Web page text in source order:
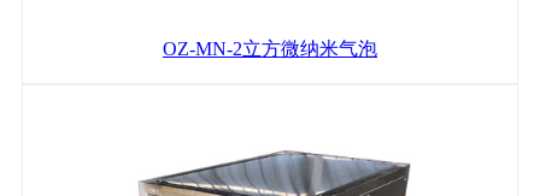
OZ-MN-2立方微纳米气泡